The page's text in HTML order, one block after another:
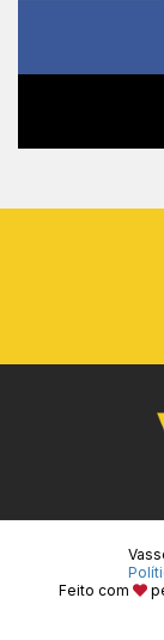
Feito com